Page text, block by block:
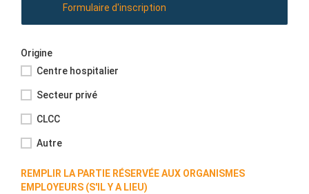
Formulaire d'inscription
Origine
Centre hospitalier
Secteur privé
CLCC
Autre
REMPLIR LA PARTIE RÉSERVÉE AUX ORGANISMES
EMPLOYEURS (S'IL Y A LIEU)